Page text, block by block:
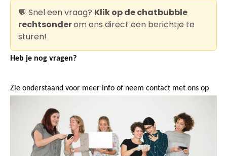
💬 Snel een vraag? Klik op de chatbubble
rechtsonderom ons direct een berichtje te
sturen!
Heb je nog vragen?
Zie onderstaand voor meer info of neem contact met ons op